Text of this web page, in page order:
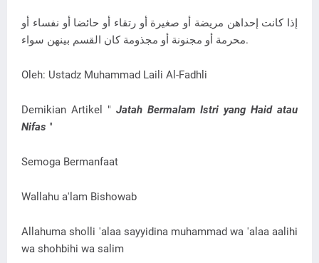
إذا كانت إحداهن مريضة أو صغيرة أو رتقاء أو حائضا أو نفساء أو
محرمة أو مجنونة أو مجذومة كان القسم بينهن سواء.
Oleh: Ustadz Muhammad Laili Al-Fadhli
Demikian Artikel " Jatah Bermalam Istri yang Haid atau
Nifas "
Semoga Bermanfaat
Wallahu a'lam Bishowab
Allahuma sholli 'alaa sayyidina muhammad wa 'alaa aalihi
wa shohbihi wa salim